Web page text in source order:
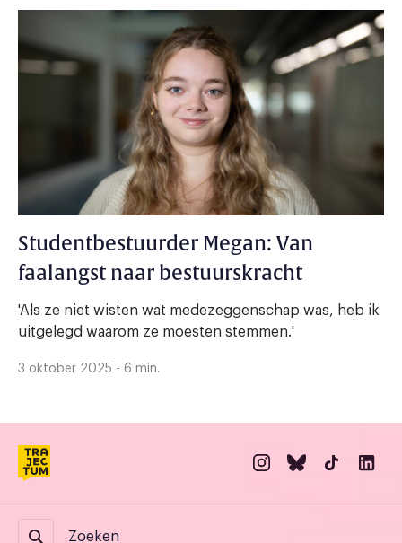
Studentbestuurder Megan: Van
faalangst naar bestuurskracht
'Als ze niet wisten wat medezeggenschap was, heb ik
uitgelegd waarom ze moesten stemmen.'
3 oktober 2025 - 6 min.
Zoeken